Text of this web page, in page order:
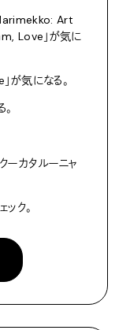
Art
Love」が気に
気になる。
ーカタルーニャ
ック。